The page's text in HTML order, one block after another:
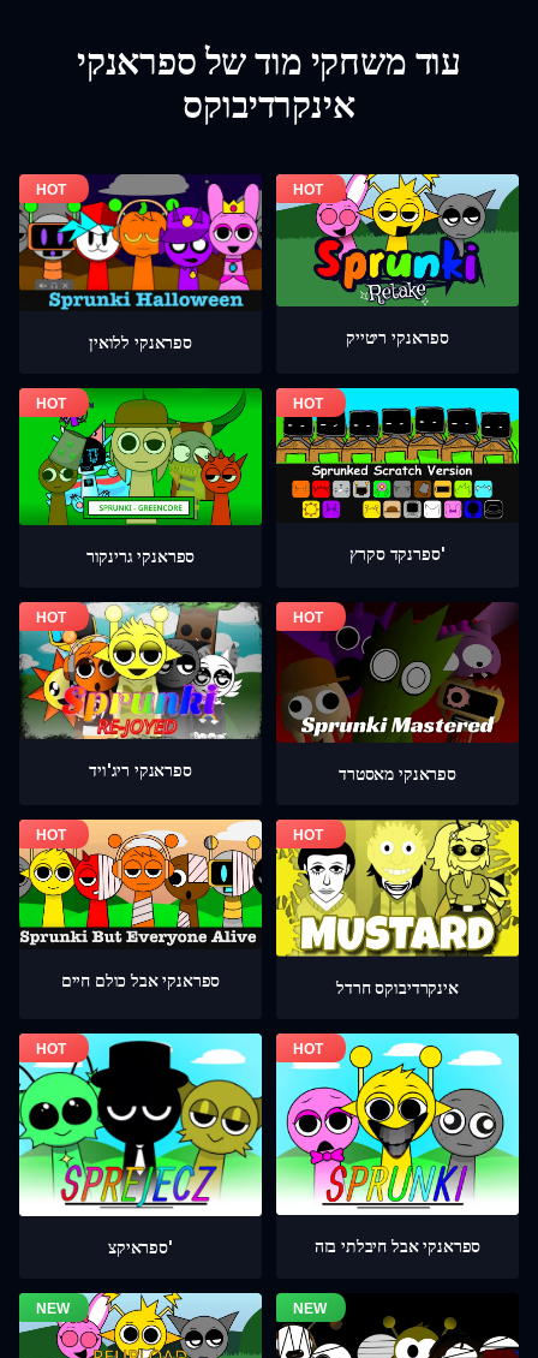
עוד משחקי מוד של ספראנקי
אינקרדיבוקס
ספראנקי ללואין ספראנקי ריטייק
ספראנקי גרינקור ספרנקד סקרץ'
ספראנקי ריג'ויד ספראנקי מאסטרד
ספראנקי אבל כולם חיים אינקרדיבוקס חרדל
ספראיקצ' ספראנקי אבל חיבלתי בזה